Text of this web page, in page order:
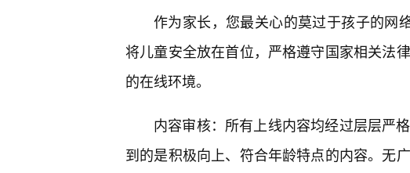
作为家长，您最关心的莫过于孩子的网
将儿童安全放在首位，严格遵守国家相关法
的在线环境。
内容审核：所有上线内容均经过层层严
到的是积极向上、符合年龄特点的内容。无